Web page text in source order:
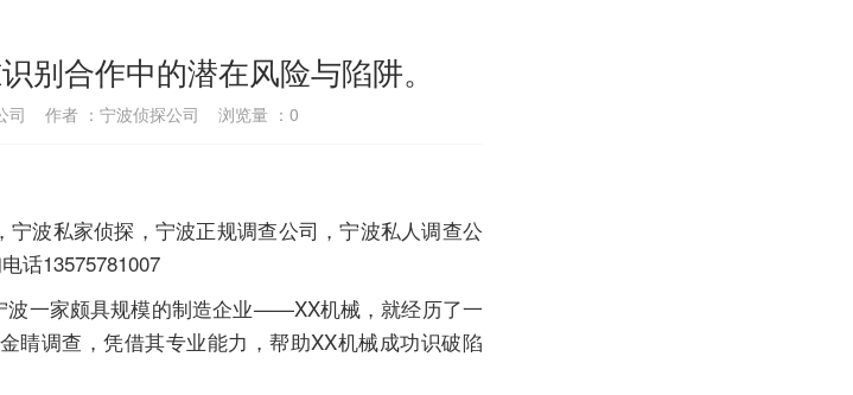
别合作中的潜在风险与陷阱。
司 作者 ：宁波侦探公司 浏览量 ： 0
波私家侦探，宁波正规调查公司，宁波私人调查公
话13575781007
波一家颇具规模的制造企业——XX机械，就经历了一
调查，凭借其专业能力，帮助XX机械成功识破陷